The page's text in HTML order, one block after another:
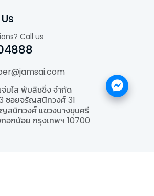
Call us
มใส พับลิชชิ่ง จำกัด
ซอยจรัญสนิทวงศ์ 31
สนิทวงศ์ แขวงบางขุนศรี
กอกน้อย กรุงเทพฯ 10700